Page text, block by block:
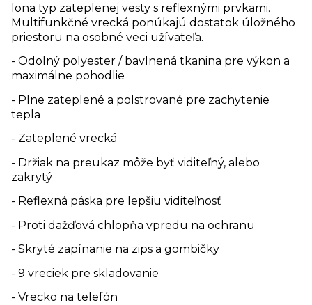
Iona typ zateplenej vesty s reflexnými prvkami.
Multifunkčné vrecká ponúkajú dostatok úložného
priestoru na osobné veci užívateľa.
- Odolný polyester / bavlnená tkanina pre výkon a
maximálne pohodlie
- Plne zateplené a polstrované pre zachytenie
tepla
- Zateplené vrecká
- Držiak na preukaz môže byť viditeľný, alebo
zakrytý
- Reflexná páska pre lepšiu viditeľnosť
- Proti dažďová chlopňa vpredu na ochranu
- Skryté zapínanie na zips a gombičky
- 9 vreciek pre skladovanie
- Vrecko na telefón